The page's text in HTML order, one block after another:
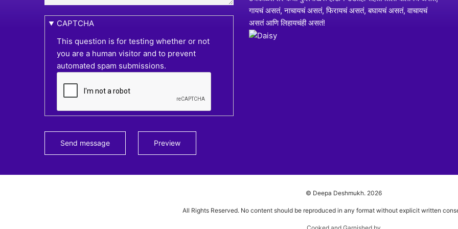
CAPTCHA
This question is for testing whether or not
you are a human visitor and to prevent
automated spam submissions.
गायचं असतं, नाचायचं असतं, फिरायचं असतं, बघायचं असतं, वाचायचं
असतं आणि लिहायचंही असतं!
© Deepa Deshmukh. 2026
All Rights Reserved. No content should be reproduced in any format without explicit written